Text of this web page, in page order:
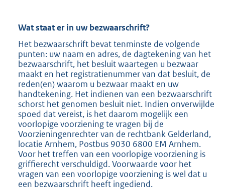
Wat staat er in uw bezwaarschrift?
Het bezwaarschrift bevat tenminste de volgende
punten: uw naam en adres, de dagtekening van het
bezwaarschrift, het besluit waartegen u bezwaar
maakt en het registratienummer van dat besluit, de
reden(en) waarom u bezwaar maakt en uw
handtekening. Het indienen van een bezwaarschrift
schorst het genomen besluit niet. Indien onverwijlde
spoed dat vereist, is het daarom mogelijk een
voorlopige voorziening te vragen bij de
Voorzieningenrechter van de rechtbank Gelderland,
locatie Arnhem, Postbus 9030 6800 EM Arnhem.
Voor het treffen van een voorlopige voorziening is
griffierecht verschuldigd. Voorwaarde voor het
vragen van een voorlopige voorziening is wel dat u
een bezwaarschrift heeft ingediend.